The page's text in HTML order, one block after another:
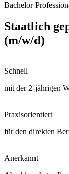
Bachelor
Staatlich
(m/w/d)
Schnell
mit der 2-jährigen
Praxisorientiert
für den direkten
Anerkannt